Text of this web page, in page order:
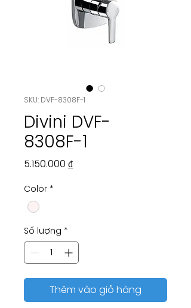
SKU: DVF-8308F-1
Divini DVF-
8308F-1
5.150.000 ₫Giá
Color *
Số lượng *
Thêm vào giỏ hàng